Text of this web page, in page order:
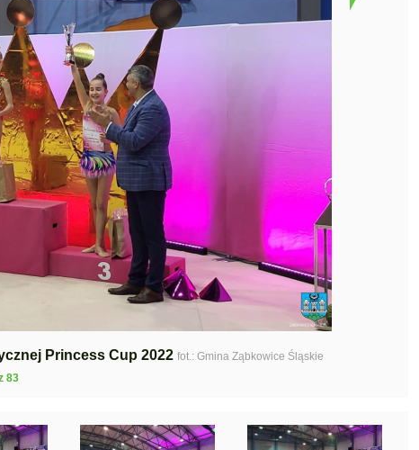
Princess Cup 2022 fot.: Gmina Ząbkowice Śląskie
83